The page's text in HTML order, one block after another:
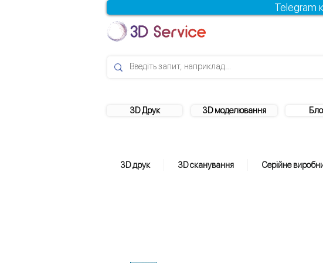
Telegram
3D Друк 3D моделювання
3D друк 3D сканування Серійне